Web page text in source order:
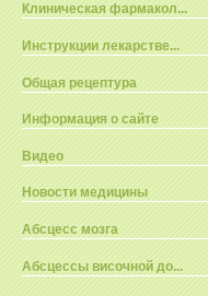
Клиническая фармакол...
Инструкции лекарстве...
Общая рецептура
Информация о сайте
Видео
Новости медицины
Абсцесс мозга
Абсцессы височной до...